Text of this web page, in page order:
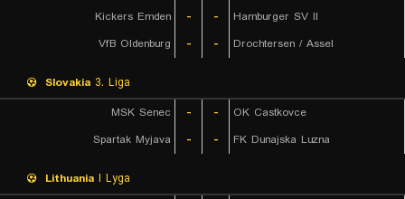
Kickers Emden
- -
Hamburger SV II
VfB Oldenburg
- - Drochtersen / Assel
Slovakia 3. Liga
MSK Senec
- -
OK Castkovce
Spartak Myjava
- - FK Dunajska Luzna
Lithuania I Lyga